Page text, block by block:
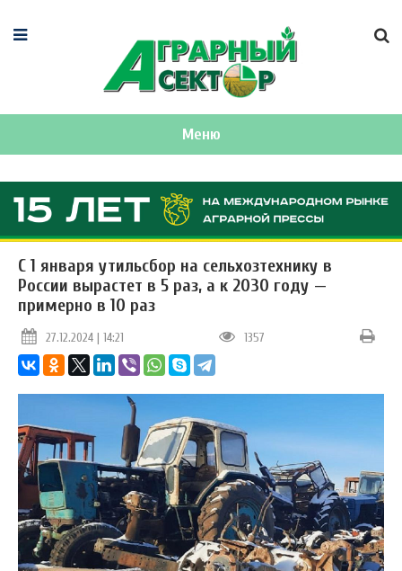
Меню
С 1 января утильсбор на сельхозтехнику в
России вырастет в 5 раз, а к 2030 году —
примерно в 10 раз
27.12.2024 | 14:21 1357